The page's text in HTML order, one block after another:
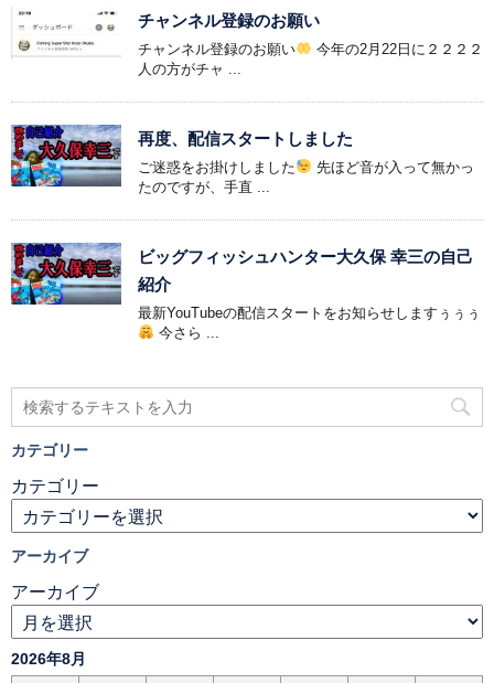
チャンネル登録のお願い
チャンネル登録のお願い
今年の2月22日に２２２２
人の方がチャ ...
再度、配信スタートしました
ご迷惑をお掛けしました
先ほど音が入って無かっ
たのですが、手直 ...
ビッグフィッシュハンター大久保 幸三の自己
紹介
最新YouTubeの配信スタートをお知らせしますぅぅぅ
今さら ...
カテゴリー
カテゴリー
アーカイブ
アーカイブ
2026年8月